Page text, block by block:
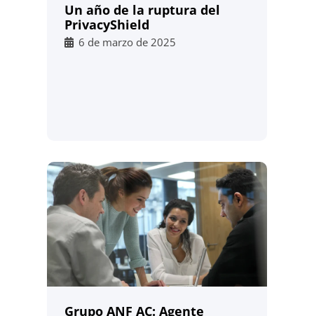
Un año de la ruptura del
PrivacyShield
6 de marzo de 2025
Grupo ANF AC: Agente